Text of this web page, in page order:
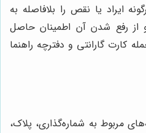
ایراد یا نقص را بلافاصله به
از رفع شدن آن اطمینان حاصل
کارت گارانتی و دفترچه راهنما
مربوط به شماره‌گذاری، پلاک،